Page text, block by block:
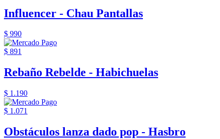
Influencer - Chau Pantallas
$ 990
$ 891
Rebaño Rebelde - Habichuelas
$ 1.190
$ 1.071
Obstáculos lanza dado pop - Hasbro